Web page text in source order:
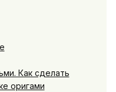
Как сделать
оригами